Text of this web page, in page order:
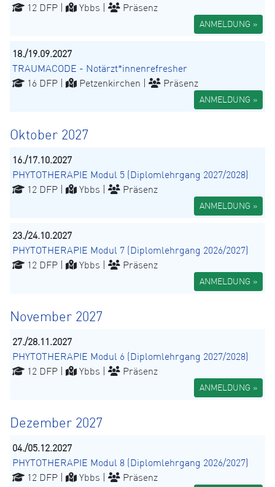
12 DFP |
Ybbs | Präsenz
ANMELDUNG »
18./19.09.2027
TRAUMACODE - Notärzt*innenrefresher
16 DFP |
Petzenkirchen | Präsenz
ANMELDUNG »
Oktober 2027
16./17.10.2027
PHYTOTHERAPIE Modul 5 (Diplomlehrgang 2027/2028)
12 DFP |
Ybbs | Präsenz
ANMELDUNG »
23./24.10.2027
PHYTOTHERAPIE Modul 7 (Diplomlehrgang 2026/2027)
12 DFP |
Ybbs | Präsenz
ANMELDUNG »
November 2027
27./28.11.2027
PHYTOTHERAPIE Modul 6 (Diplomlehrgang 2027/2028)
12 DFP |
Ybbs | Präsenz
ANMELDUNG »
Dezember 2027
04./05.12.2027
PHYTOTHERAPIE Modul 8 (Diplomlehrgang 2026/2027)
12 DFP |
Ybbs | Präsenz